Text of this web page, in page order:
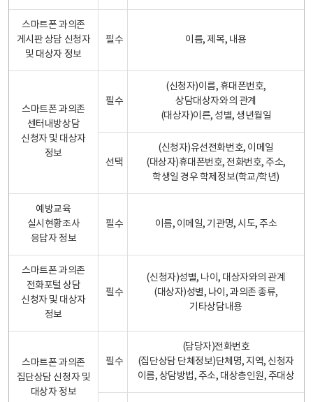
스마트폰 과의존
게시판 상담 신청자
및 대상자 정보
필수 이름, 제목, 내용
스마트폰 과의존
센터내방상담
신청자 및 대상자
정보
필수
(신청자)이름, 휴대폰번호,
상담대상자와의 관계
(대상자)이른, 성별, 생년월일
선택
(신청자)유선전화번호, 이메일
(대상자)휴대폰번호, 전화번호, 주소,
학생일 경우 학제정보(학교/학년)
예방교육
실시현황조사
응답자 정보
필수 이름, 이메일, 기관명, 시도, 주소
스마트폰 과의존
전화포털 상담
신청자 및 대상자
정보
필수
(신청자)성별, 나이, 대상자와의 관계
(대상자)성별, 나이, 과의존 종류,
기타상담내용
스마트폰 과의존
집단상담 신청자 및
대상자 정보
필수
(담당자)전화번호
(집단상담 단체정보)단체명, 지역, 신청자
이름, 상담방법, 주소, 대상총인원, 주대상